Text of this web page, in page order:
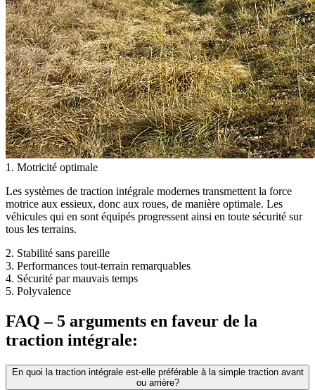
1. Motricité optimale
Les systèmes de traction intégrale modernes transmettent la force
motrice aux essieux, donc aux roues, de manière optimale. Les
véhicules qui en sont équipés progressent ainsi en toute sécurité sur
tous les terrains.
2. Stabilité sans pareille
3. Performances tout-terrain remarquables
4. Sécurité par mauvais temps
5. Polyvalence
FAQ – 5 arguments en faveur de la
traction intégrale:
En quoi la traction intégrale est-elle préférable à la simple traction avant
ou arrière?